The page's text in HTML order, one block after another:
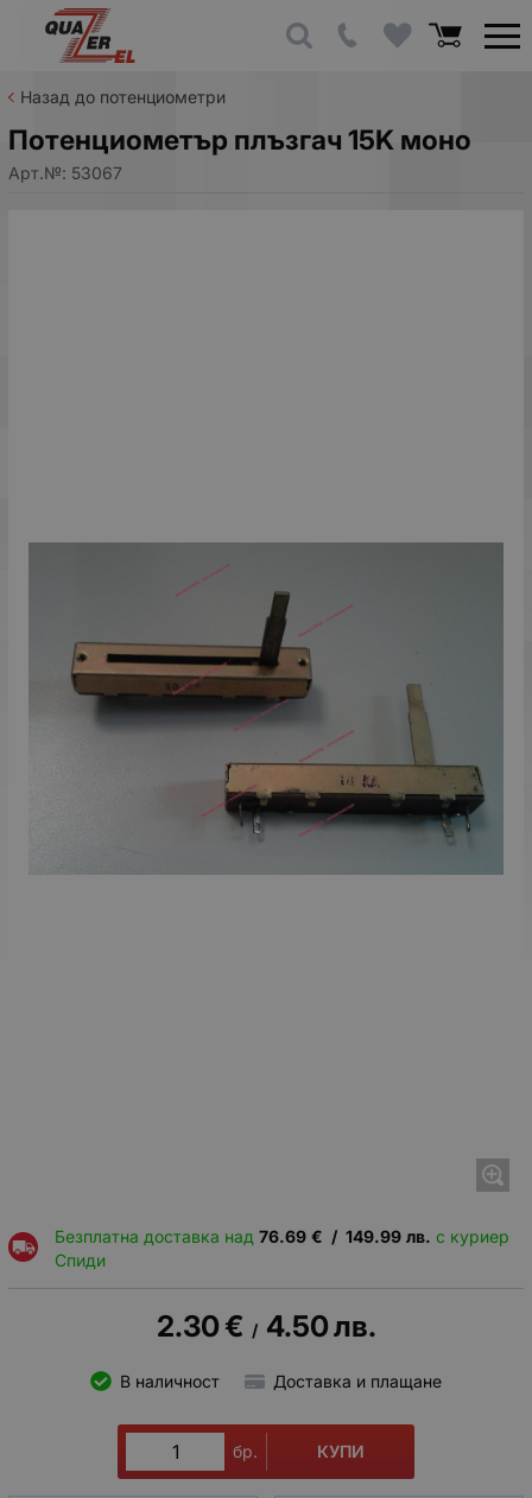
Назад до потенциометри
Потенциометър плъзгач 15K моно
Арт.№: 53067
Безплатна доставка над 76.69 € / 149.99 лв. с куриер
Спиди
2.30€ / 4.50лв.
В наличност Доставка и плащане
бр. КУПИ